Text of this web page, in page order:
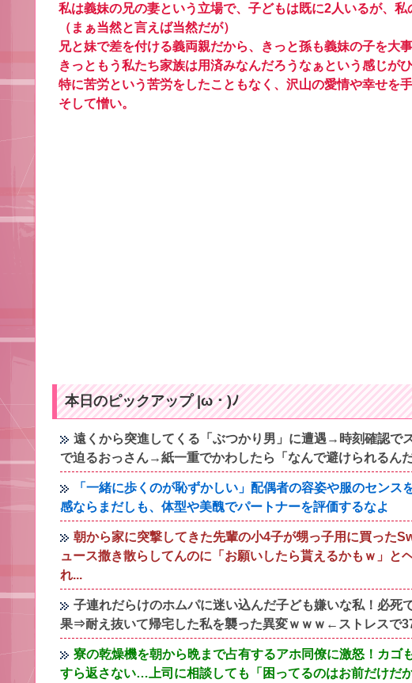
私は義妹の兄の妻という立場で、子どもは既に2人いるが、
（まぁ当然と言えば当然だが）
兄と妹で差を付ける義両親だから、きっと孫も義妹の子を大
きっともう私たち家族は用済みなんだろうなぁという感じが
特に苦労という苦労をしたこともなく、沢山の愛情や幸せを
そして憎い。
本日のピックアップ |ω・)ﾉ
遠くから突進してくる「ぶつかり男」に遭遇→時刻確認で
で迫るおっさん→紙一重でかわしたら「なんで避けられるん
「一緒に歩くのが恥ずかしい」配偶者の容姿や服のセン
感ならまだしも、体型や美醜でパートナーを評価するなよ
朝から家に突撃してきた先輩の小4子が甥っ子用に買った
ュース撒き散らしてんのに「お願いしたら貰えるかもｗ」
れ...
子連れだらけのホムパに迷い込んだ子ども嫌いな私！必死
果⇒耐え抜いて帰宅した私を襲った異変ｗｗｗ←ストレスで
寮の乾燥機を朝から晩まで占有するアホ同僚に激怒！カゴ
すら返さない…上司に相談しても「困ってるのはお前だけだ